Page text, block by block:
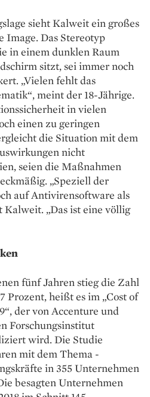
sieht ­Kalweit ein großes
Image. Das Stereotyp
in einem dunklen Raum
sitzt, sei immer noch
„Vielen fehlt das
meint der 18-Jährige.
in vielen
einen zu geringen
die Situation mit dem
nicht
seien die Maßnahmen
„Speziell der
auf Antivirensoftware als
Kalweit. „Das ist eine völlig
fünf Jahren stieg die Zahl
­Prozent, heißt es im „Cost of
der von Accenture und
Forschungs­­insti­tut
wird. Die Studie
mit dem ­Thema
in 355 Unternehmen
besagten ­Unternehmen